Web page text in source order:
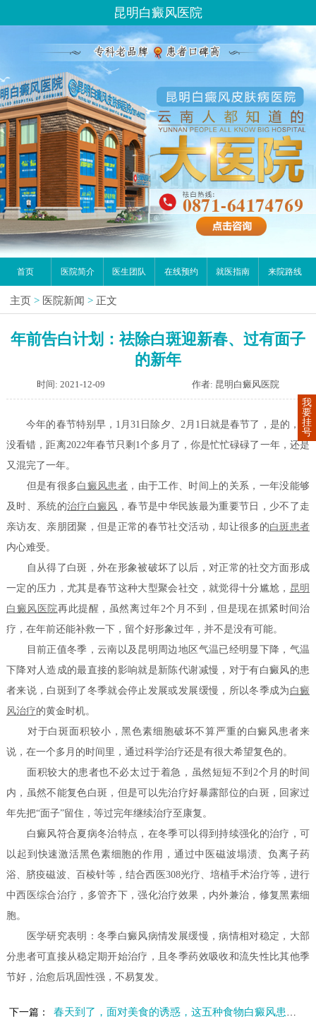
昆明白癜风医院
首页 医院简介 医生团队 在线预约 就医指南 来院路线
主页 > 医院新闻 > 正文
年前告白计划：祛除白斑迎新春、过有面子
的新年
时间: 2021-12-09 作者: 昆明白癜风医院
今年的春节特别早，1月31日除夕、2月1日就是春节了，是的，你
没看错，距离2022年春节只剩1个多月了，你是忙忙碌碌了一年，还是
又混完了一年。
但是有很多白癜风患者 ，由于工作、时间上的关系，一年没能够
及时、系统的治疗白癜风 ，春节是中华民族最为重要节日，少不了走
亲访友、亲朋团聚，但是正常的春节社交活动，却让很多的白斑患者
内心难受。
自从得了白斑，外在形象被破坏了以后，对正常的社交方面形成
一定的压力，尤其是春节这种大型聚会社交，就觉得十分尴尬， 昆明
白癜风医院再此提醒，虽然离过年2个月不到，但是现在抓紧时间治
疗，在年前还能补救一下，留个好形象过年，并不是没有可能。
目前正值冬季，云南以及昆明周边地区气温已经明显下降，气温
下降对人造成的最直接的影响就是新陈代谢减慢，对于有白癜风的患
者来说，白斑到了冬季就会停止发展或发展缓慢，所以冬季成为 白癜
风治疗的黄金时机。
对于白斑面积较小，黑色素细胞破坏不算严重的白癜风患者来
说，在一个多月的时间里，通过科学治疗还是有很大希望复色的。
面积较大的患者也不必太过于着急，虽然短短不到2个月的时间
内，虽然不能复色白斑，但是可以先治疗好暴露部位的白斑，回家过
年先把“面子”留住，等过完年继续治疗至康复。
白癜风符合夏病冬治特点，在冬季可以得到持续强化的治疗，可
以起到快速激活黑色素细胞的作用，通过中医磁波塌渍、负离子药
浴、脐疫磁波、百棱针等，结合西医308光疗、培植手术治疗等，进行
中西医综合治疗，多管齐下，强化治疗效果，内外兼治，修复黑素细
胞。
医学研究表明：冬季白癜风病情发展缓慢，病情相对稳定，大部
分患者可直接从稳定期开始治疗，且冬季药效吸收和流失性比其他季
节好，治愈后巩固性强，不易复发。
下一篇： 春天到了，面对美食的诱惑，这五种食物白癜风患者碰不得！
我
要
挂
号